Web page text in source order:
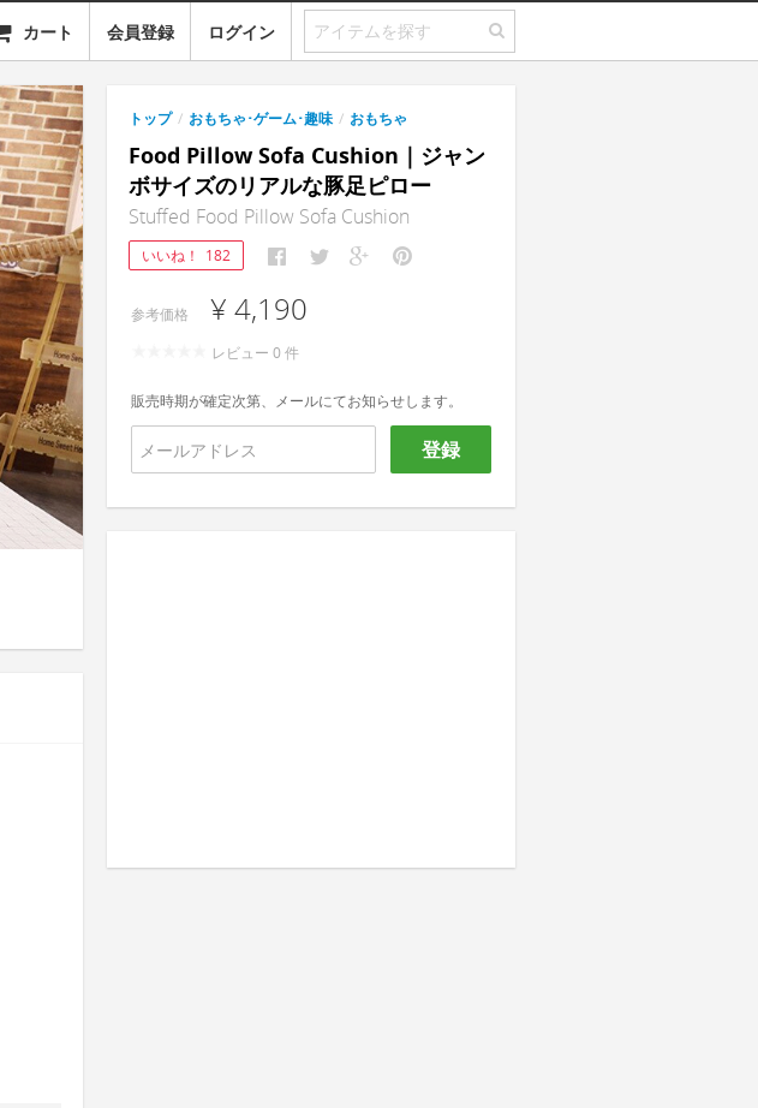
カート 会員登録 ログイン
トップ / おもちゃ･ゲーム･趣味 / おもちゃ
Food Pillow Sofa Cushion｜ジャン
ボサイズのリアルな豚足ピロー
Stuffed Food Pillow Sofa Cushion
いいね！ 182
参考価格 ¥ 4,190
レビュー 0 件
販売時期が確定次第、メールにてお知らせします。
登録